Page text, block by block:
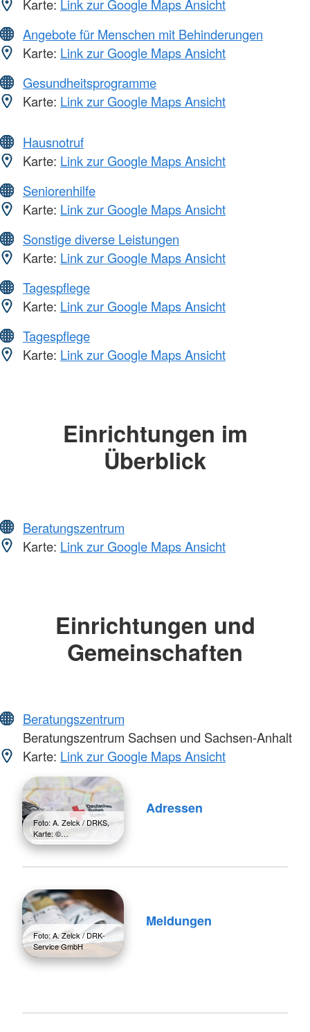
Karte: Link zur Google Maps Ansicht
Angebote für Menschen mit Behinderungen
Karte: Link zur Google Maps Ansicht
Gesundheitsprogramme
Karte: Link zur Google Maps Ansicht
Hausnotruf
Karte: Link zur Google Maps Ansicht
Seniorenhilfe
Karte: Link zur Google Maps Ansicht
Sonstige diverse Leistungen
Karte: Link zur Google Maps Ansicht
Tagespflege
Karte: Link zur Google Maps Ansicht
Tagespflege
Karte: Link zur Google Maps Ansicht
Einrichtungen im
Überblick
Beratungszentrum
Karte: Link zur Google Maps Ansicht
Einrichtungen und
Gemeinschaften
Beratungszentrum
Beratungszentrum Sachsen und Sachsen-Anhalt
Karte: Link zur Google Maps Ansicht
Foto: A. Zelck / DRKS,
Karte: ©…
Adressen
Foto: A. Zelck / DRK-
Service GmbH
Meldungen